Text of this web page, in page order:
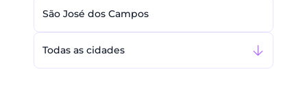
São José dos Campos
Todas as cidades